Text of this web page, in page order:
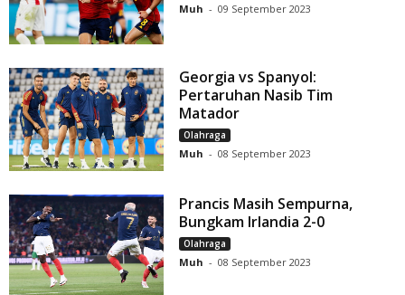
Muh - 09 September 2023
Georgia vs Spanyol:
Pertaruhan Nasib Tim
Matador
Olahraga
Muh - 08 September 2023
Prancis Masih Sempurna,
Bungkam Irlandia 2-0
Olahraga
Muh - 08 September 2023